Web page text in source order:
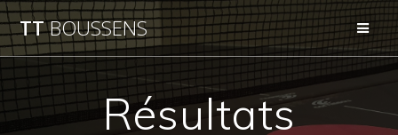
Passer
au
contenu
TTBOUSSENS
Résultats